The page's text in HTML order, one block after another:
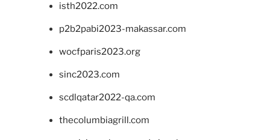
isth2022.com
p2b2pabi2023-makassar.com
wocfparis2023.org
sinc2023.com
scdlqatar2022-qa.com
thecolumbiagrill.com